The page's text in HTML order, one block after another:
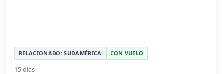
RELACIONADO: SUDAMÉRICA CON VUELO
15 días